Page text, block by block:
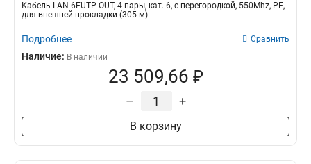
Кабель LAN-6EUTP-OUT, 4 пары, кат. 6, с перегородкой, 550Mhz, PE,
для внешней прокладки (305 м)...
Подробнее Сравнить
Наличие: В наличии
23 509,66 ₽
– +
В корзину